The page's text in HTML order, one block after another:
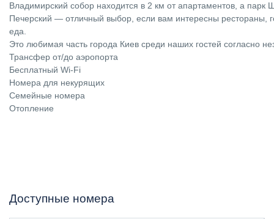
Владимирский собор находится в 2 км от апартаментов, а парк
Печерский — отличный выбор, если вам интересны рестораны,
еда.
Это любимая часть города Киев среди наших гостей согласно
Трансфер от/до аэропорта
Бесплатный Wi-Fi
Номера для некурящих
Семейные номера
Отопление
Доступные номера